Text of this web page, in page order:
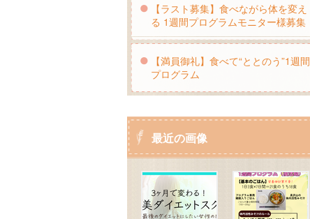
【ラスト募集】食べながら体を変え
る 1週間プログラムモニター様募集
【満員御礼】食べて“ととのう”1週間
プログラム
最近の画像